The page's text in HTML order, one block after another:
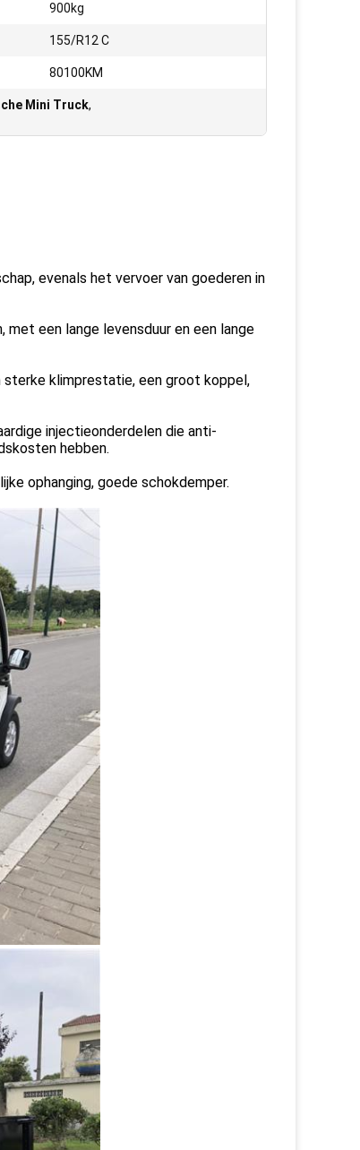
900kg
155/R12 C
80100KM
Mini Truck,
evenals het vervoer van goederen in
een lange levensduur en een lange
klimprestatie, een groot koppel,
injectieonderdelen die anti-
hebben.
ophanging, goede schokdemper.